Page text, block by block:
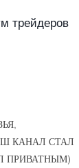
трейдеров
КАНАЛ СТАЛ
ПРИВАТНЫМ)